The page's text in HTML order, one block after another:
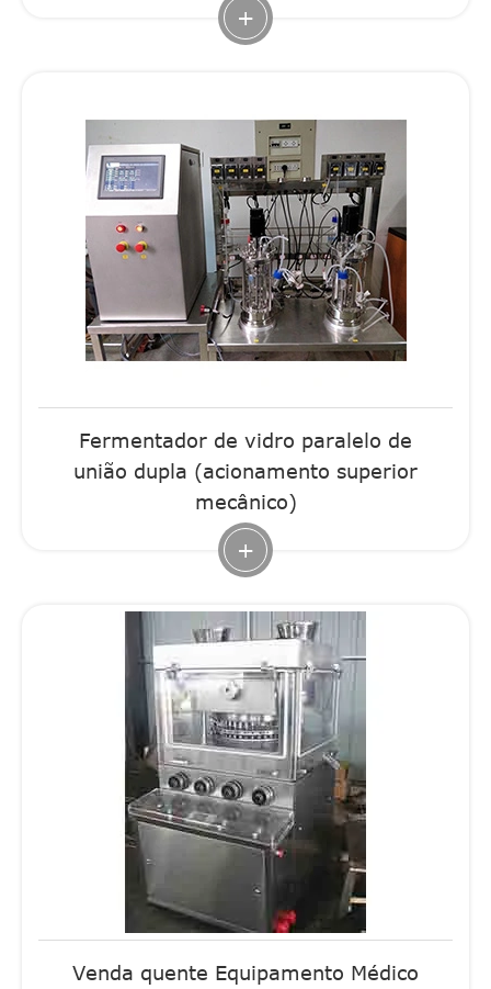
+
Fermentador de vidro paralelo de
união dupla (acionamento superior
mecânico)
+
Venda quente Equipamento Médico